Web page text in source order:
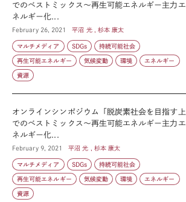
でのベストミックス～再生可能エネルギー主力エ
ネルギー化...
February 26, 2021 平沼 光 , 杉本 康太
マルチメディア SDGs 持続可能社会
再生可能エネルギー 気候変動 環境 エネルギー
資源
オンラインシンポジウム「脱炭素社会を目指す上
でのベストミックス～再生可能エネルギー主力エ
ネルギー化...
February 9, 2021 平沼 光 , 杉本 康太
マルチメディア SDGs 持続可能社会
再生可能エネルギー 気候変動 環境 エネルギー
資源